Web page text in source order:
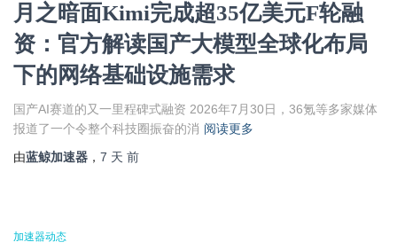
月之暗面Kimi完成超35亿美元F轮融
资：官方解读国产大模型全球化布局
下的网络基础设施需求
国产AI赛道的又一里程碑式融资 2026年7月30日，36氪等多家媒体
报道了一个令整个科技圈振奋的消 阅读更多
由蓝鲸加速器 ， 7 天 前
加速器动态